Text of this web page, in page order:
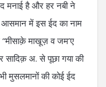
मनाई है और हर नबी ने
में इस ईद का नाम
माखूज़ व जम’ए
सादिक़ अ. से पूछा गया की
मुसलमानों की कोई ईद